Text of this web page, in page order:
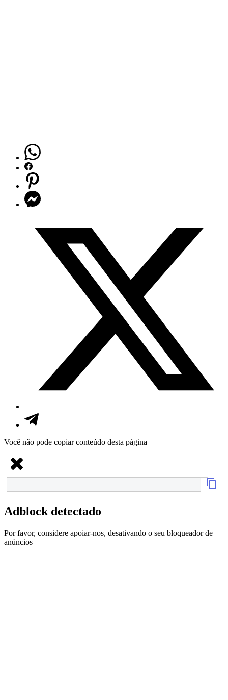
Você não pode copiar conteúdo desta página
Adblock detectado
Por favor, considere apoiar-nos, desativando o seu bloqueador de
anúncios